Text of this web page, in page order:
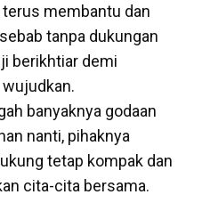
membantu dan
tanpa dukungan
berikhtiar demi
banyaknya godaan
nanti, pihaknya
tetap kompak dan
cita-cita bersama.